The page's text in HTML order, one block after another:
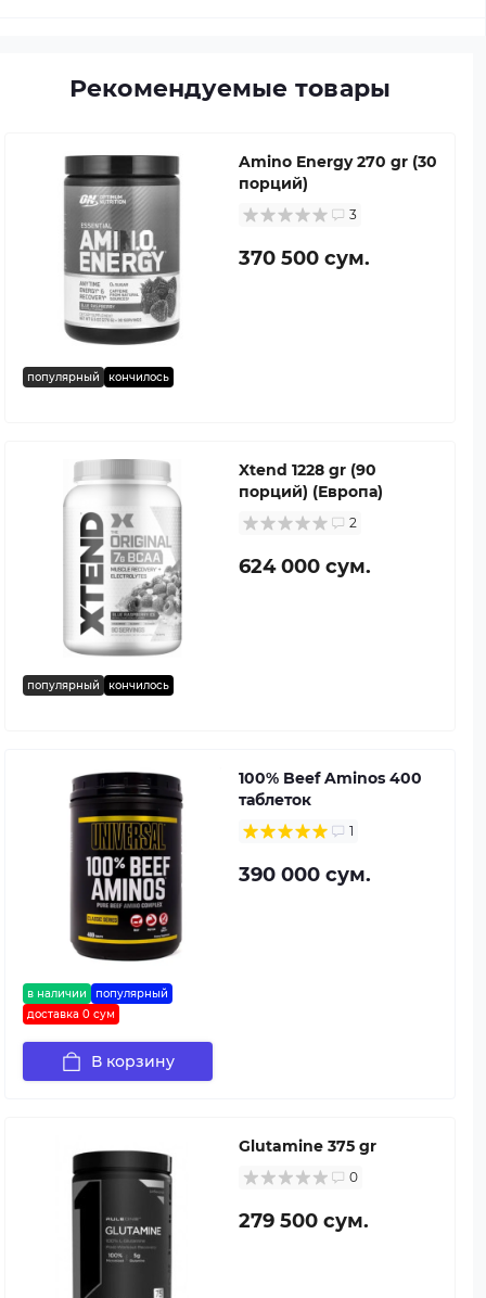
Рекомендуемые товары
популярный кончилось
Amino Energy 270 gr (30
порций)
3
370 500 сум.
популярный кончилось
Xtend 1228 gr (90
порций) (Европа)
2
624 000 сум.
в наличии
популярный
доставка 0 сум
100% Beef Aminos 400
таблеток
1
390 000 сум.
В корзину
Glutamine 375 gr
0
279 500 сум.